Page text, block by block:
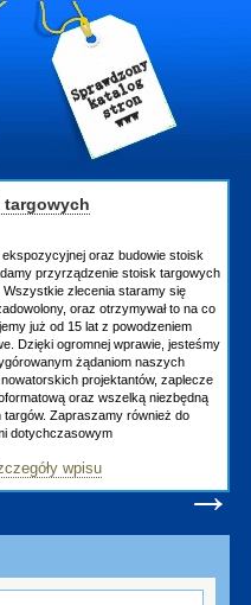
oraz budowie stoisk
przyrządzenie stoisk targowych
zlecenia staramy się
oraz otrzymywał to na co
już od 15 lat z powodzeniem
Dzięki ogromnej wprawie, jesteśmy
żądaniom naszych
projektantów, zaplecze
oraz wszelką niezbędną
Zapraszamy również do
dotychczasowym
wpisu
→